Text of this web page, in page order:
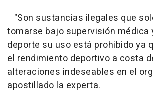
"Son sustancias ilegales que
tomarse bajo supervisión médica
deporte su uso está prohibido ya
el rendimiento deportivo a costa
alteraciones indeseables en el
apostillado la experta.